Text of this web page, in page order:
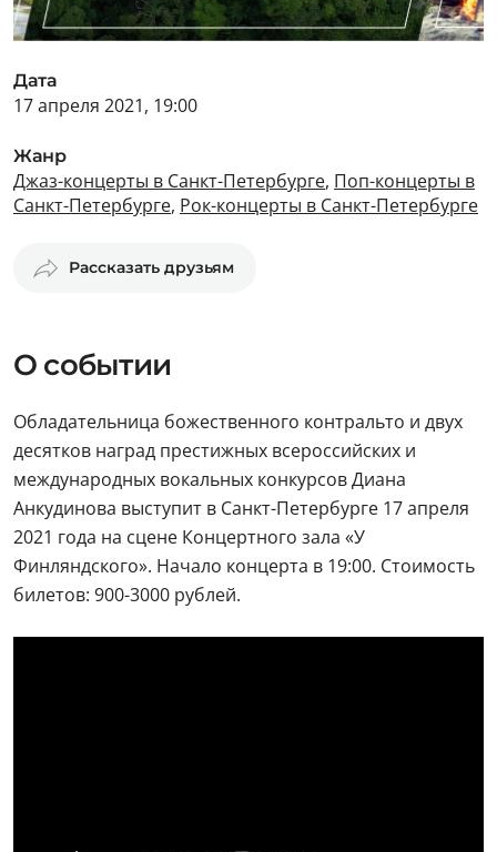
Дата
17 апреля 2021, 19:00
Жанр
Джаз-концерты в Санкт-Петербурге, Поп-концерты в
Санкт-Петербурге, Рок-концерты в Санкт-Петербурге
Рассказать друзьям
О событии
Обладательница божественного контральто и двух
десятков наград престижных всероссийских и
международных вокальных конкурсов Диана
Анкудинова выступит в Санкт-Петербурге 17 апреля
2021 года на сцене Концертного зала «У
Финляндского». Начало концерта в 19:00. Стоимость
билетов: 900-3000 рублей.